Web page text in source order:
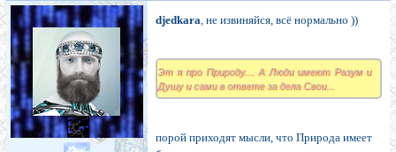
djedkara, не извиняйся, всё нормально ))
Эт я про Природу.... А Люди имеют Разум и
Душу и сами в ответе за дела Свои...
порой приходят мысли, что Природа имеет